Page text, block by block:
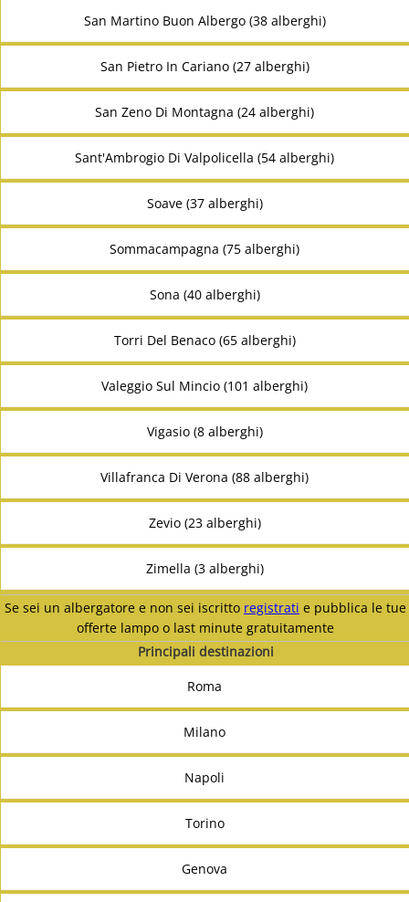
San Martino Buon Albergo (38 alberghi)
San Pietro In Cariano (27 alberghi)
San Zeno Di Montagna (24 alberghi)
Sant'Ambrogio Di Valpolicella (54 alberghi)
Soave (37 alberghi)
Sommacampagna (75 alberghi)
Sona (40 alberghi)
Torri Del Benaco (65 alberghi)
Valeggio Sul Mincio (101 alberghi)
Vigasio (8 alberghi)
Villafranca Di Verona (88 alberghi)
Zevio (23 alberghi)
Zimella (3 alberghi)
Se sei un albergatore e non sei iscritto registrati e pubblica le tue
offerte lampo o last minute gratuitamente
Principali destinazioni
Roma
Milano
Napoli
Torino
Genova